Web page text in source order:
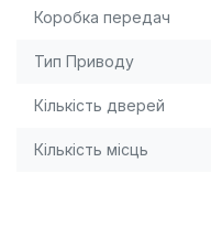
Коробка передач
Тип Приводу
Кількість дверей
Кількість місць